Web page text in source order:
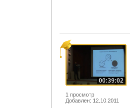
00:39:02
1 просмотр
Добавлен: 12.10.2011